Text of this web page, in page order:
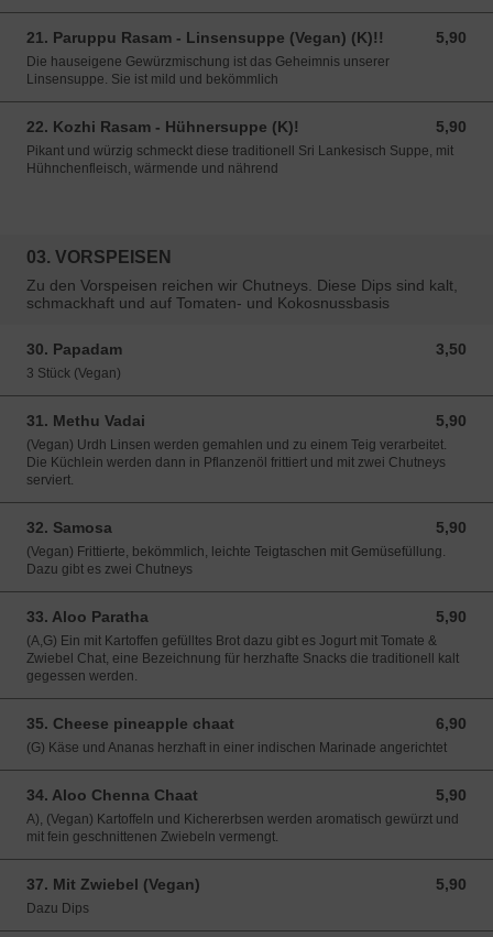
21. Paruppu Rasam - Linsensuppe (Vegan) (K)!! 5,90
5,90 EUR
Die hauseigene Gewürzmischung ist das Geheimnis unserer
Linsensuppe. Sie ist mild und bekömmlich
22. Kozhi Rasam - Hühnersuppe (K)! 5,90
5,90 EUR
Pikant und würzig schmeckt diese traditionell Sri Lankesisch Suppe, mit
Hühnchenfleisch, wärmende und nährend
03. VORSPEISEN
Zu den Vorspeisen reichen wir Chutneys. Diese Dips sind kalt,
schmackhaft und auf Tomaten- und Kokosnussbasis
30. Papadam 3,50
3,50 EUR
3 Stück (Vegan)
31. Methu Vadai 5,90
5,90 EUR
(Vegan) Urdh Linsen werden gemahlen und zu einem Teig verarbeitet.
Die Küchlein werden dann in Pflanzenöl frittiert und mit zwei Chutneys
serviert.
32. Samosa 5,90
5,90 EUR
(Vegan) Frittierte, bekömmlich, leichte Teigtaschen mit Gemüsefüllung.
Dazu gibt es zwei Chutneys
33. Aloo Paratha 5,90
5,90 EUR
(A,G) Ein mit Kartoffen gefülltes Brot dazu gibt es Jogurt mit Tomate &
Zwiebel Chat, eine Bezeichnung für herzhafte Snacks die traditionell kalt
gegessen werden.
35. Cheese pineapple chaat 6,90
6,90 EUR
(G) Käse und Ananas herzhaft in einer indischen Marinade angerichtet
34. Aloo Chenna Chaat 5,90
5,90 EUR
A), (Vegan) Kartoffeln und Kichererbsen werden aromatisch gewürzt und
mit fein geschnittenen Zwiebeln vermengt.
37. Mit Zwiebel (Vegan) 5,90
5,90 EUR
Dazu Dips